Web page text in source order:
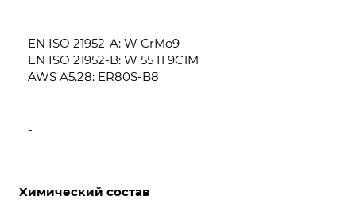
EN ISO 21952-A: W CrMo9
EN ISO 21952-B: W 55 I1 9C1M
AWS A5.28: ER80S-B8
-
Химический состав